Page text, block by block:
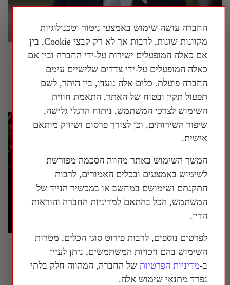
פרשן על המלחמה באיראן: "אסור לשכוח
שמטרתה של איראן היא להשתלט על העולם"
טראמפ הורה: להציב שלטי אזהרה סביב מוזיאון
ההיסטוריה הלאומי של ארה"ב
החברה עושה שימוש באמצעי ניטור וטכנולוגיות
מקוונות שונות, לרבות אך לא רק קבצי Cookie, בין
אם כאלה המופעלים ישירות על-ידי החברה ובין אם
כאלה המופעלים על-ידי צדדים שלישיים עימם
החברה פועלת. כלים אלה נועדו, בין היתר, לשם
תפעול תקין ובטוח של האתר, התאמת חווית
השימוש לצרכי המשתמש, ניתוח הרגלי גלישה,
שיפור השירותים, וכן לצורך פרסום ושיווק מותאם
אישית.
המשך השימוש באתר מהווה הסכמה מפורשת
לשימוש באמצעים ובכלים האמורים, לרבות
התקנתם ושימושם במחשב או במכשיר הנייד של
המשתמש, הכל בהתאם למדיניות החברה והוראות
הדין.
לפרטים נוספים, לרבות פירוט סוגי הכלים, מטרות
השימוש בהם וזכויות המשתמשים, ניתן לעיין
ב-מדיניות הפרטיות של החברה, המהווה חלק בלתי
נפרד מתנאי שימוש אלה.